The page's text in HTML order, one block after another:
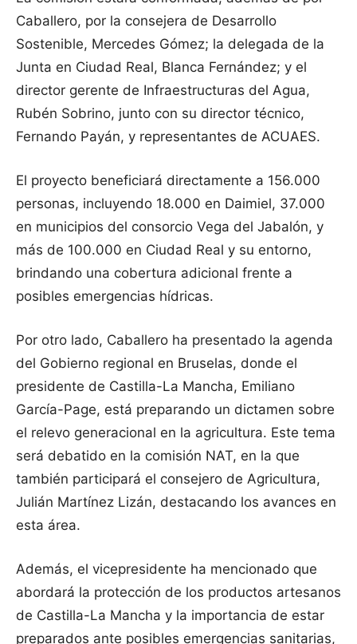
Caballero, por la consejera de Desarrollo
Sostenible, Mercedes Gómez; la delegada de la
Junta en Ciudad Real, Blanca Fernández; y el
director gerente de Infraestructuras del Agua,
Rubén Sobrino, junto con su director técnico,
Fernando Payán, y representantes de ACUAES.
El proyecto beneficiará directamente a 156.000
personas, incluyendo 18.000 en Daimiel, 37.000
en municipios del consorcio Vega del Jabalón, y
más de 100.000 en Ciudad Real y su entorno,
brindando una cobertura adicional frente a
posibles emergencias hídricas.
Por otro lado, Caballero ha presentado la agenda
del Gobierno regional en Bruselas, donde el
presidente de Castilla-La Mancha, Emiliano
García-Page, está preparando un dictamen sobre
el relevo generacional en la agricultura. Este tema
será debatido en la comisión NAT, en la que
también participará el consejero de Agricultura,
Julián Martínez Lizán, destacando los avances en
esta área.
Además, el vicepresidente ha mencionado que
abordará la protección de los productos artesanos
de Castilla-La Mancha y la importancia de estar
preparados ante posibles emergencias sanitarias,